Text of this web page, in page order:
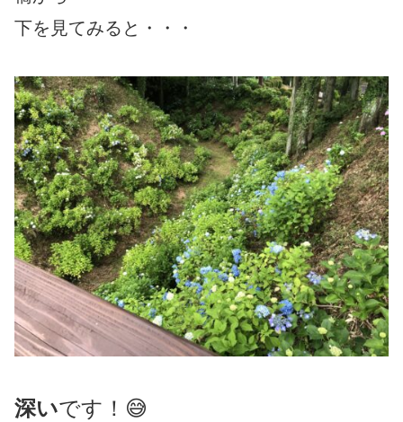
下を見てみると・・・
深いです！😅